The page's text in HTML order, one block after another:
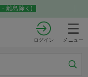
離島除く)
ログイン メニュー